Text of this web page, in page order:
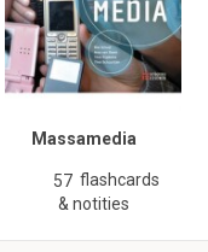
Massamedia
57 flashcards
& notities